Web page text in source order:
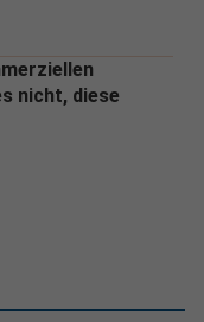
nicht, diese